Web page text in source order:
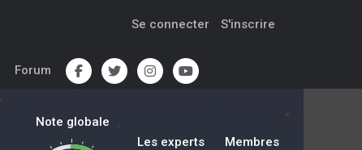
Se connecter S'inscrire
Forum
Note globale
Les experts Membres